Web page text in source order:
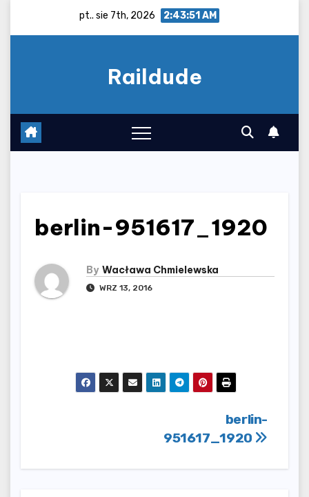
pt.. sie 7th, 2026 2:43:51 AM
Raildude
berlin-951617_1920
By Wacława Chmielewska
WRZ 13, 2016
berlin-
951617_1920